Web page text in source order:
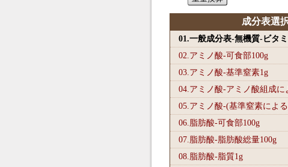
成分表選
01.一般成分表-無機質-ビタ
02.アミノ酸-可食部100g
03.アミノ酸-基準窒素1g
04.アミノ酸-アミノ酸組成
05.アミノ酸-(基準窒素によ
06.脂肪酸-可食部100g
07.脂肪酸-脂肪酸総量100g
08.脂肪酸-脂質1g